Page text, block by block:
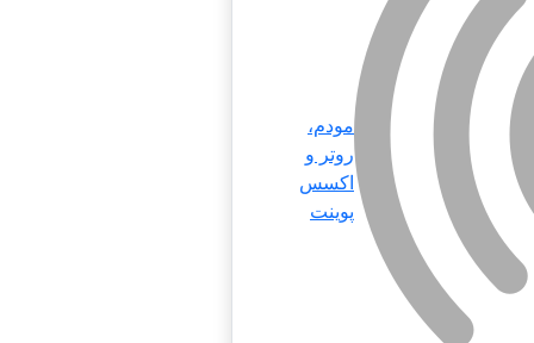
مودم،
روتر و
اکسس
پوینت